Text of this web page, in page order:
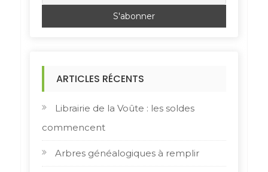
ARTICLES RÉCENTS
Librairie de la Voûte : les soldes
commencent
Arbres généalogiques à remplir